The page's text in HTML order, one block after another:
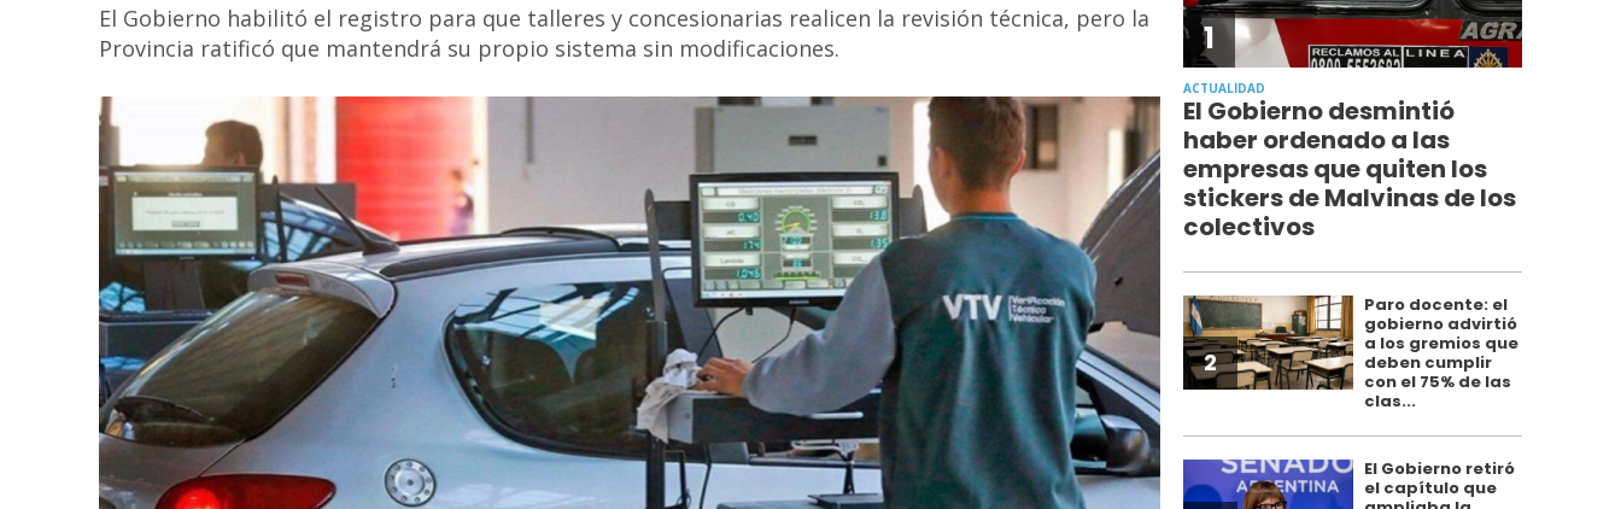
El Gobierno habilitó el registro para que talleres y concesionarias realicen la revisión técnica, pero la
Provincia ratificó que mantendrá su propio sistema sin modificaciones.
1
ACTUALIDAD
El Gobierno desmintió
haber ordenado a las
empresas que quiten los
stickers de Malvinas de los
colectivos
2
Paro docente: el
gobierno advirtió
a los gremios que
deben cumplir
con el 75% de las
clas...
El Gobierno retiró
el capítulo que